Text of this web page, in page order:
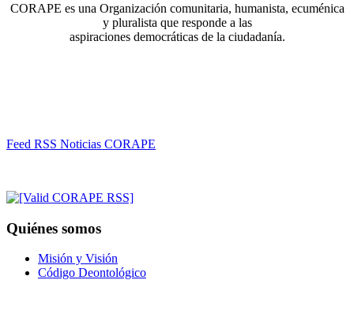
CORAPE es una Organización comunitaria, humanista, ecuménica
y pluralista que responde a las
aspiraciones democráticas de la ciudadanía.
Feed RSS Noticias CORAPE
Quiénes somos
Misión y Visión
Código Deontológico